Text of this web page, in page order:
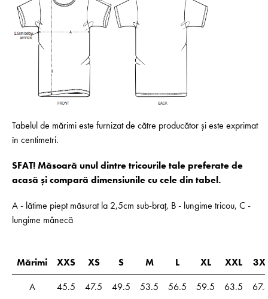
Tabelul de mărimi este furnizat de către producător și este exprimat
în centimetri.
SFAT! Măsoară unul dintre tricourile tale preferate de
acasă și compară dimensiunile cu cele din tabel.
A - lătime piept măsurat la 2,5cm sub-braț, B - lungime tricou, C -
lungime mânecă
Mărimi XXS XS S M L XL XXL
A
45.5 47.5 49.5 53.5 56.5 59.5 63.5